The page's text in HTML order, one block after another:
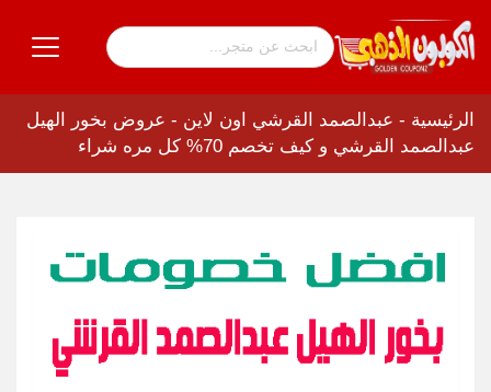
الرئيسية - عبدالصمد القرشي اون لاين - عروض بخور الهيل
عبدالصمد القرشي و كيف تخصم 70% كل مره شراء